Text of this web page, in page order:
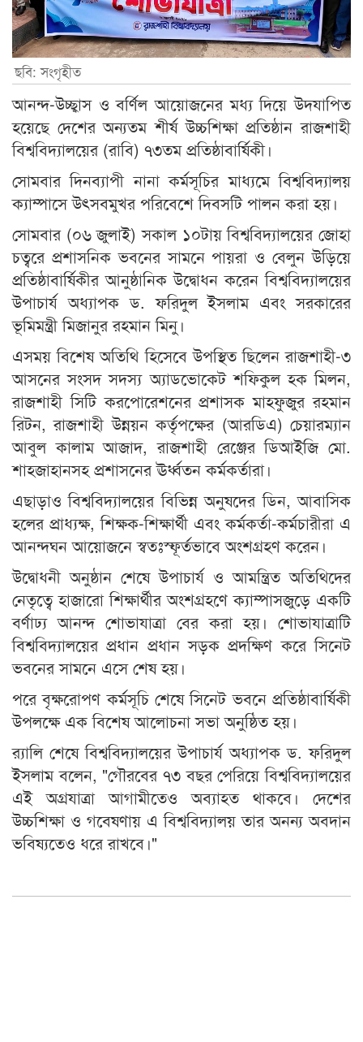
ছবি: সংগৃহীত
আনন্দ-উচ্ছ্বাস ও বর্ণিল আয়োজনের মধ্য দিয়ে উদযাপিত
হয়েছে দেশের অন্যতম শীর্ষ উচ্চশিক্ষা প্রতিষ্ঠান রাজশাহী
বিশ্ববিদ্যালয়ের (রাবি) ৭৩তম প্রতিষ্ঠাবার্ষিকী।
সোমবার দিনব্যাপী নানা কর্মসূচির মাধ্যমে বিশ্ববিদ্যালয়
ক্যাম্পাসে উৎসবমুখর পরিবেশে দিবসটি পালন করা হয়।
সোমবার (০৬ জুলাই) সকাল ১০টায় বিশ্ববিদ্যালয়ের জোহা
চত্বরে প্রশাসনিক ভবনের সামনে পায়রা ও বেলুন উড়িয়ে
প্রতিষ্ঠাবার্ষিকীর আনুষ্ঠানিক উদ্বোধন করেন বিশ্ববিদ্যালয়ের
উপাচার্য অধ্যাপক ড. ফরিদুল ইসলাম এবং সরকারের
ভূমিমন্ত্রী মিজানুর রহমান মিনু।
এসময় বিশেষ অতিথি হিসেবে উপস্থিত ছিলেন রাজশাহী-৩
আসনের সংসদ সদস্য অ্যাডভোকেট শফিকুল হক মিলন,
রাজশাহী সিটি করপোরেশনের প্রশাসক মাহফুজুর রহমান
রিটন, রাজশাহী উন্নয়ন কর্তৃপক্ষের (আরডিএ) চেয়ারম্যান
আবুল কালাম আজাদ, রাজশাহী রেঞ্জের ডিআইজি মো.
শাহজাহানসহ প্রশাসনের ঊর্ধ্বতন কর্মকর্তারা।
এছাড়াও বিশ্ববিদ্যালয়ের বিভিন্ন অনুষদের ডিন, আবাসিক
হলের প্রাধ্যক্ষ, শিক্ষক-শিক্ষার্থী এবং কর্মকর্তা-কর্মচারীরা এ
আনন্দঘন আয়োজনে স্বতঃস্ফূর্তভাবে অংশগ্রহণ করেন।
উদ্বোধনী অনুষ্ঠান শেষে উপাচার্য ও আমন্ত্রিত অতিথিদের
নেতৃত্বে হাজারো শিক্ষার্থীর অংশগ্রহণে ক্যাম্পাসজুড়ে একটি
বর্ণাঢ্য আনন্দ শোভাযাত্রা বের করা হয়। শোভাযাত্রাটি
বিশ্ববিদ্যালয়ের প্রধান প্রধান সড়ক প্রদক্ষিণ করে সিনেট
ভবনের সামনে এসে শেষ হয়।
পরে বৃক্ষরোপণ কর্মসূচি শেষে সিনেট ভবনে প্রতিষ্ঠাবার্ষিকী
উপলক্ষে এক বিশেষ আলোচনা সভা অনুষ্ঠিত হয়।
র‍্যালি শেষে বিশ্ববিদ্যালয়ের উপাচার্য অধ্যাপক ড. ফরিদুল
ইসলাম বলেন, "গৌরবের ৭৩ বছর পেরিয়ে বিশ্ববিদ্যালয়ের
এই অগ্রযাত্রা আগামীতেও অব্যাহত থাকবে। দেশের
উচ্চশিক্ষা ও গবেষণায় এ বিশ্ববিদ্যালয় তার অনন্য অবদান
ভবিষ্যতেও ধরে রাখবে।"